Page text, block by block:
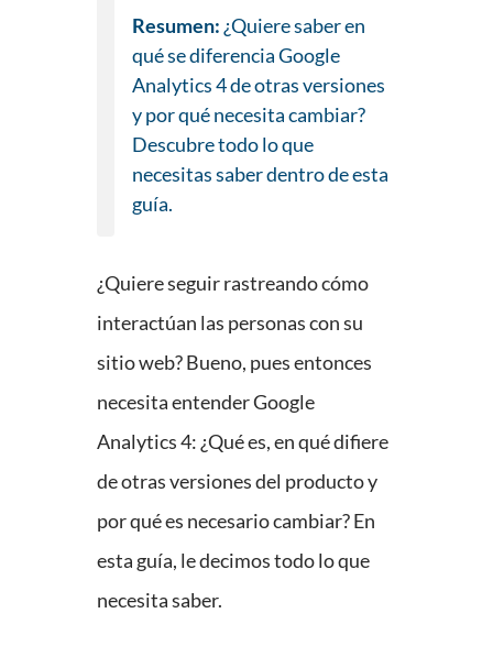
Resumen: ¿Quiere saber en
qué se diferencia Google
Analytics 4 de otras versiones
y por qué necesita cambiar?
Descubre todo lo que
necesitas saber dentro de esta
guía.
¿Quiere seguir rastreando cómo
interactúan las personas con su
sitio web? Bueno, pues entonces
necesita entender Google
Analytics 4: ¿Qué es, en qué difiere
de otras versiones del producto y
por qué es necesario cambiar? En
esta guía, le decimos todo lo que
necesita saber.